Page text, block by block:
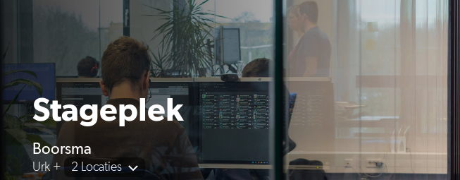
Stageplek
Boorsma
Urk + 2 Locaties